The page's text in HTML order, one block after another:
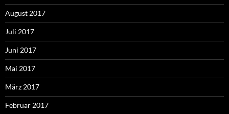
August 2017
Juli 2017
Juni 2017
Mai 2017
März 2017
Februar 2017